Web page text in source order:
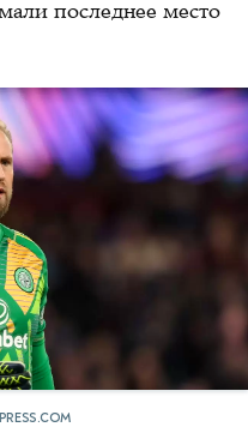
последнее место